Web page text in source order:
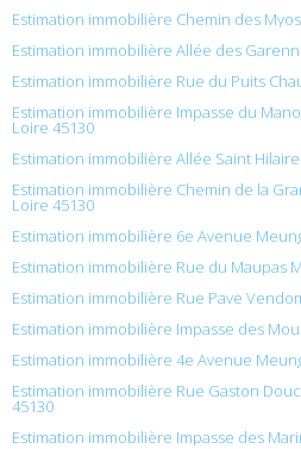
Estimation immobilière Chemin des
Estimation immobilière Allée des
Estimation immobilière Rue du Puits
Estimation immobilière Impasse du
Loire 45130
Estimation immobilière Allée Saint
Estimation immobilière Chemin de la
Loire 45130
Estimation immobilière 6e Avenue
Estimation immobilière Rue du Maupas
Estimation immobilière Rue Pave
Estimation immobilière Impasse des
Estimation immobilière 4e Avenue
Estimation immobilière Rue Gaston
45130
Estimation immobilière Impasse des